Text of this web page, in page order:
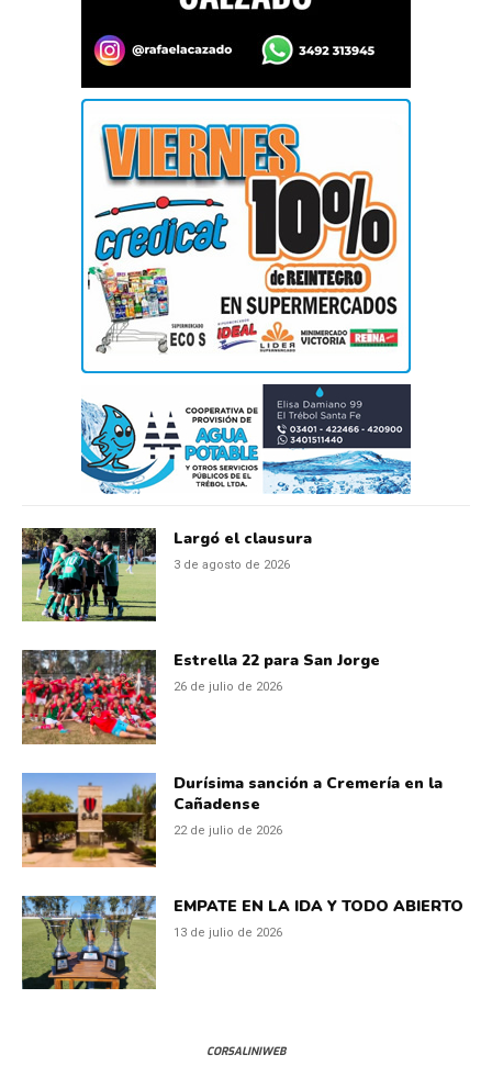
Largó el clausura
3 de agosto de 2026
Estrella 22 para San Jorge
26 de julio de 2026
Durísima sanción a Cremería en la
Cañadense
22 de julio de 2026
EMPATE EN LA IDA Y TODO ABIERTO
13 de julio de 2026
CORSALINIWEB